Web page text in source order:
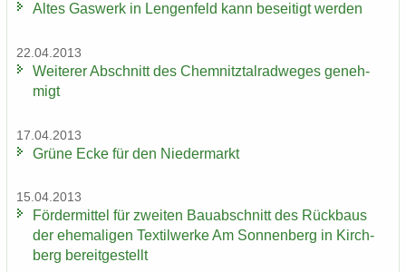
Altes Gas­werk in Len­gen­feld kann be­sei­tigt wer­den
22.04.2013
Wei­te­rer Ab­schnitt des Chem­nitz­tal­rad­we­ges ge­neh­
migt
17.04.2013
Grüne Ecke für den Nie­der­markt
15.04.2013
För­der­mit­tel für zwei­ten Bau­ab­schnitt des Rück­baus
der ehe­ma­li­gen Tex­til­wer­ke Am Son­nen­berg in Kirch­
berg be­reit­ge­stellt